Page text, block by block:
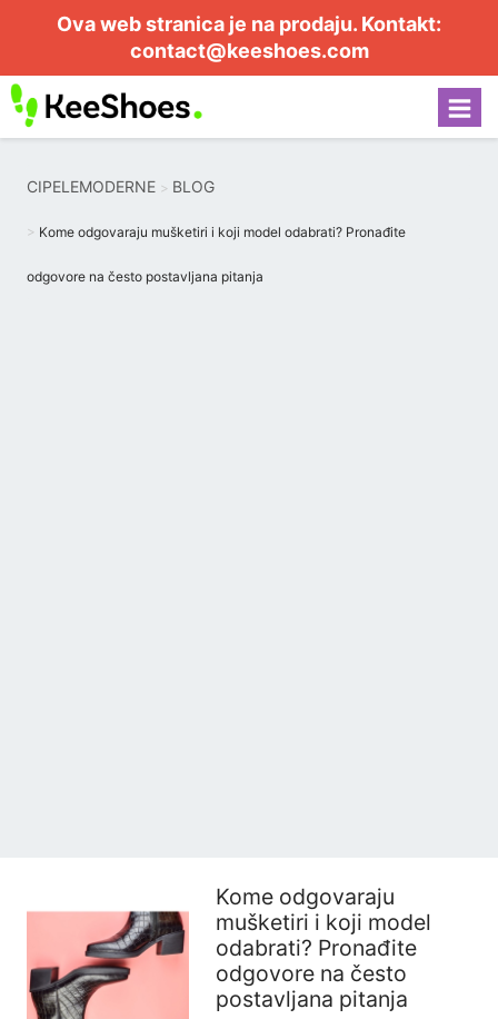
Ova web stranica je na prodaju. Kontakt:
contact@keeshoes.com
CIPELEMODERNE BLOG
Kome odgovaraju mušketiri i koji model odabrati? Pronađite
odgovore na često postavljana pitanja
Kome odgovaraju
mušketiri i koji model
odabrati? Pronađite
odgovore na često
postavljana pitanja